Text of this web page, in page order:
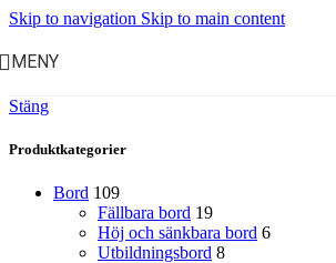
Skip to navigation Skip to main content
MENY
Stäng
Produktkategorier
Bord 109
Fällbara bord 19
Höj och sänkbara bord 6
Utbildningsbord 8